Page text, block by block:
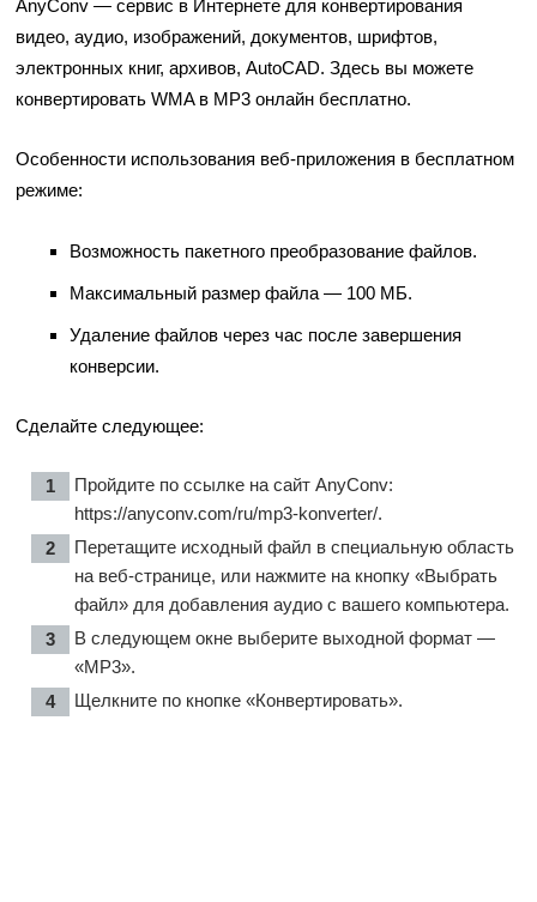
AnyConv — сервис в Интернете для конвертирования
видео, аудио, изображений, документов, шрифтов,
электронных книг, архивов, AutoCAD. Здесь вы можете
конвертировать WMA в MP3 онлайн бесплатно.
Особенности использования веб-приложения в бесплатном
режиме:
Возможность пакетного преобразование файлов.
Максимальный размер файла — 100 МБ.
Удаление файлов через час после завершения
конверсии.
Сделайте следующее:
Пройдите по ссылке на сайт AnyConv:
https://anyconv.com/ru/mp3-konverter/.
Перетащите исходный файл в специальную область
на веб-странице, или нажмите на кнопку «Выбрать
файл» для добавления аудио с вашего компьютера.
В следующем окне выберите выходной формат —
«MP3».
Щелкните по кнопке «Конвертировать».